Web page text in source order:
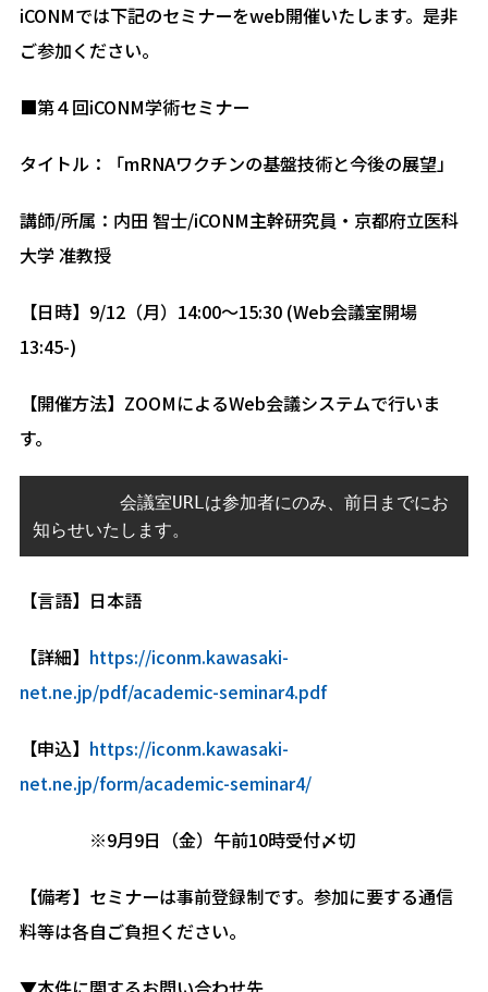
iCONMでは下記のセミナーをweb開催いたします。是非
ご参加ください。
■第４回iCONM学術セミナー
タイトル：「mRNAワクチンの基盤技術と今後の展望」
講師/所属：内田 智士/iCONM主幹研究員・京都府立医科
大学 准教授
【日時】9/12（月）14:00～15:30 (Web会議室開場
13:45-)
【開催方法】ZOOMによるWeb会議システムで行いま
す。
知らせいたします。
【言語】日本語
【詳細】 https://iconm.kawasaki-
net.ne.jp/pdf/academic-seminar4.pdf
【申込】 https://iconm.kawasaki-
net.ne.jp/form/academic-seminar4/
※9月9日（金）午前10時受付〆切
【備考】セミナーは事前登録制です。参加に要する通信
料等は各自ご負担ください。